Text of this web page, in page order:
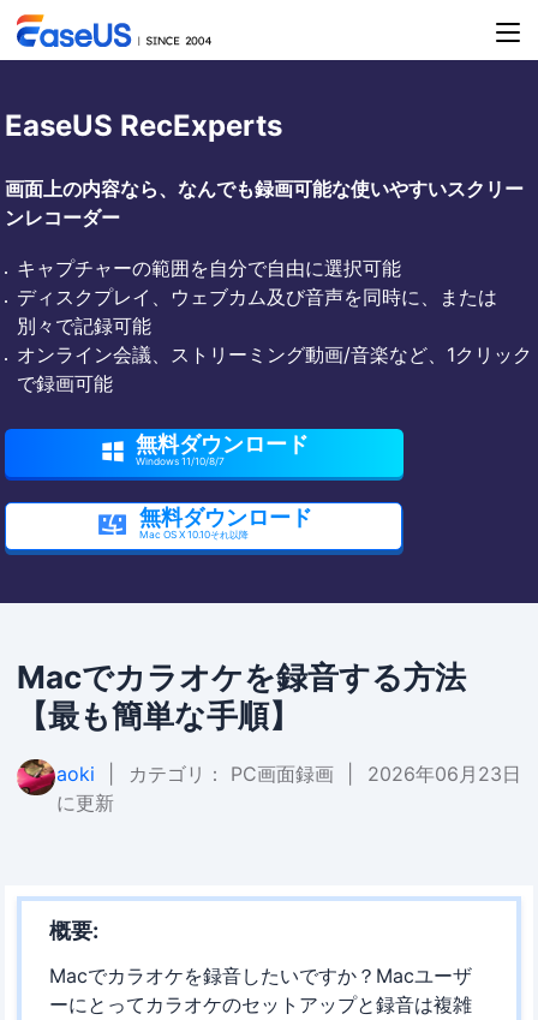
EaseUS RecExperts
画面上の内容なら、なんでも録画可能な使いやすいスクリー
ンレコーダー
キャプチャーの範囲を自分で自由に選択可能
ディスクプレイ、ウェブカム及び音声を同時に、または
別々で記録可能
オンライン会議、ストリーミング動画/音楽など、1クリック
で録画可能
 無料ダウンロード
Windows 11/10/8/7
 無料ダウンロード
Mac OS X 10.10それ以降
Macでカラオケを録音する方法
【最も簡単な手順】
aoki カテゴリ： PC画面録画
2026年06月23日
に更新
概要:
Macでカラオケを録音したいですか？Macユーザ
ーにとってカラオケのセットアップと録音は複雑